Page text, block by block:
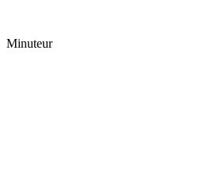
Minuteur